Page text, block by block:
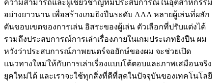
ความสามารถและผู้เชี่ยวชาญที่มีประสบการณ์ในอุตสาหกรรม
อย่างยาวนาน เพื่อสร้างเกมยิงปืนระดับ AAA หลายผู้เล่นที่ผลัก
ดันขอบเขตของการเล่น อิสระของผู้เล่น ตัวเลือกที่ปรับแต่งได้
รวมถึงประสบการณ์การเล่าเรื่องภายในเกมประเภทยิงปืน ผม
หวังว่าประสบการณ์ภาพยนตร์จอยักษ์ของผม จะช่วยเปิด
แนวทางใหม่ให้กับการเล่าเรื่องแบบโต้ตอบและภาพเสมือนจริง
ยุคใหม่ได้ และเราจะใช้ทุกสิ่งที่ดีที่สุดในปัจจุบันของเทคโนโลยี